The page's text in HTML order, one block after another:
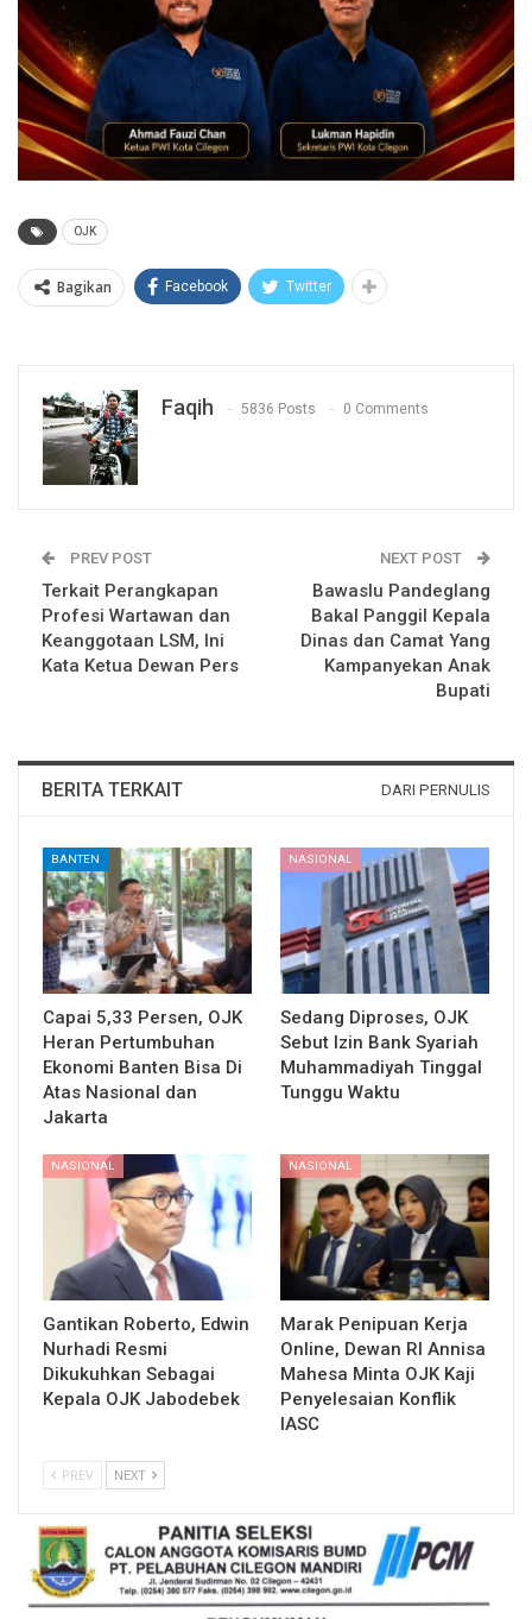
OJK
Bagikan Facebook Twitter
Faqih 5836 Posts 0 Comments
PREV POST
Terkait Perangkapan
Profesi Wartawan dan
Keanggotaan LSM, Ini
Kata Ketua Dewan Pers
NEXT POST
Bawaslu Pandeglang
Bakal Panggil Kepala
Dinas dan Camat Yang
Kampanyekan Anak
Bupati
BERITA TERKAIT DARI PERNULIS
BANTEN
Capai 5,33 Persen, OJK
Heran Pertumbuhan
Ekonomi Banten Bisa Di
Atas Nasional dan
Jakarta
NASIONAL
Sedang Diproses, OJK
Sebut Izin Bank Syariah
Muhammadiyah Tinggal
Tunggu Waktu
NASIONAL
Gantikan Roberto, Edwin
Nurhadi Resmi
Dikukuhkan Sebagai
Kepala OJK Jabodebek
NASIONAL
Marak Penipuan Kerja
Online, Dewan RI Annisa
Mahesa Minta OJK Kaji
Penyelesaian Konflik
IASC
PREV NEXT